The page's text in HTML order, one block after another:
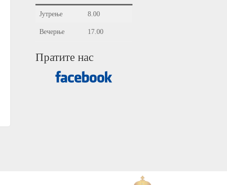
Јутрење 8.00
Вечерње 17.00
Пратите нас